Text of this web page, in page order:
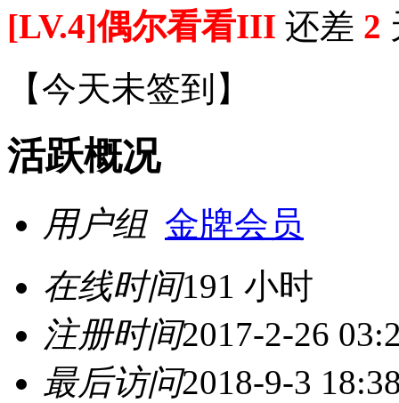
[LV.4]偶尔看看III 还差 2
【今天未签到 】
活跃概况
用户组 金牌会员
在线时间191 小时
注册时间2017-2-26
最后访问2018-9-3